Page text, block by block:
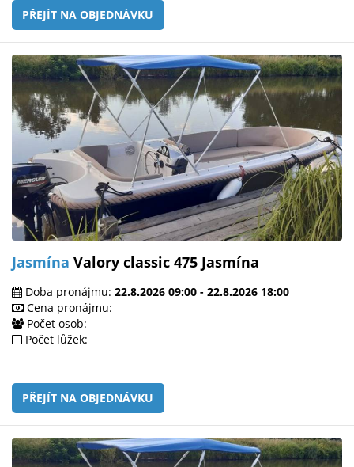
PŘEJÍT NA OBJEDNÁVKU
Jasmína Valory classic 475 Jasmína
Doba pronájmu: 22.8.2026 09:00 - 22.8.2026 18:00
Cena pronájmu:
Počet osob:
Počet lůžek:
PŘEJÍT NA OBJEDNÁVKU